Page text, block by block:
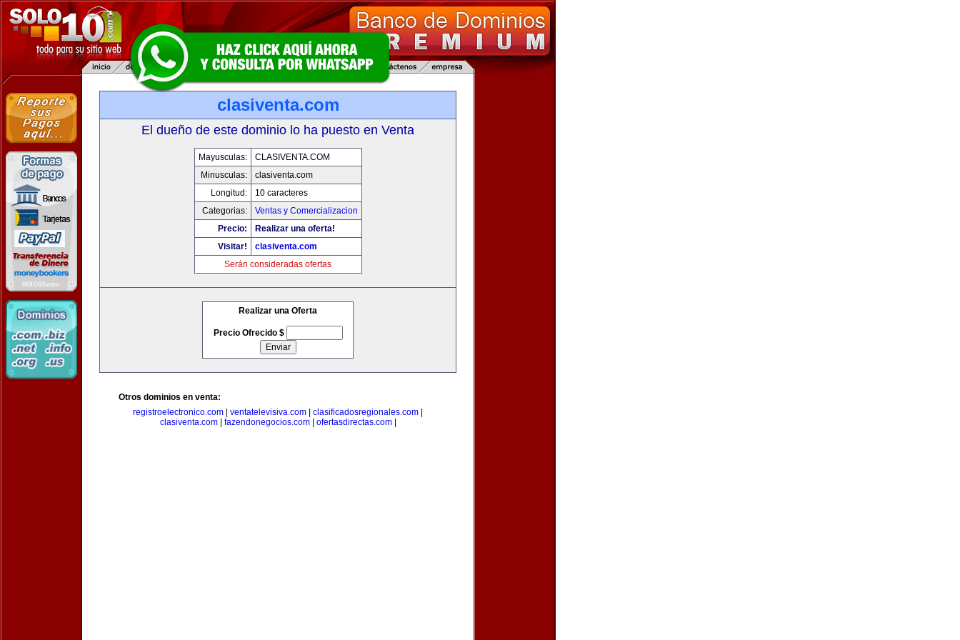
clasiventa.com
El dueño de este dominio lo ha puesto en Venta
Mayusculas:
CLASIVENTA.COM
Minusculas:
clasiventa.com
Longitud:
10 caracteres
Categorias:
Ventas y Comercializacion
Precio:
Realizar una oferta!
Visitar!
clasiventa.com
Serán consideradas ofertas
Realizar una Oferta
Precio Ofrecido $
Otros dominios en venta:
registroelectronico.com
ventatelevisiva.com clasificadosregionales.com
clasiventa.com| fazendonegocios.com| ofertasdirectas.com|